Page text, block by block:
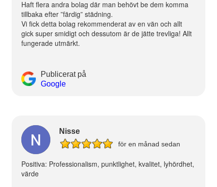
Haft flera andra bolag där man behövt be dem komma
tillbaka efter ”färdig” städning.
Vi fick detta bolag rekommenderat av en vän och allt
gick super smidigt och dessutom är de jätte trevliga! Allt
fungerade utmärkt.
Publicerat på
Google
Nisse
för en månad sedan
Positiva: Professionalism, punktlighet, kvalitet, lyhördhet,
värde